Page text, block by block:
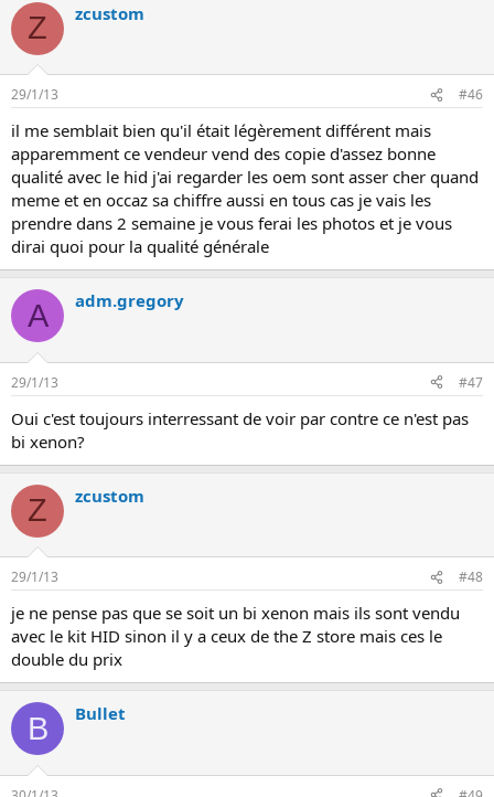
Z zcustom
29/1/13 #46
il me semblait bien qu'il était légèrement différent mais
apparemment ce vendeur vend des copie d'assez bonne
qualité avec le hid j'ai regarder les oem sont asser cher quand
meme et en occaz sa chiffre aussi en tous cas je vais les
prendre dans 2 semaine je vous ferai les photos et je vous
dirai quoi pour la qualité générale
A adm.gregory
29/1/13 #47
Oui c'est toujours interressant de voir par contre ce n'est pas
bi xenon?
Z zcustom
29/1/13 #48
je ne pense pas que se soit un bi xenon mais ils sont vendu
avec le kit HID sinon il y a ceux de the Z store mais ces le
double du prix
B Bullet